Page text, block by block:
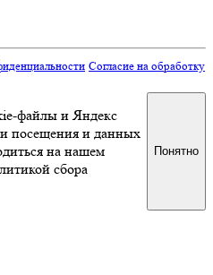
Согласие на обработку
файлы и Яндекс
посещения и данных
на нашем
сбора
Понятно